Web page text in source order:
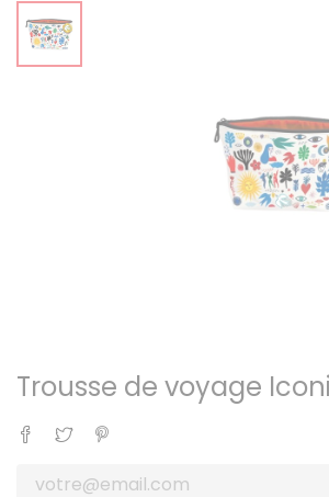
Trousse de voyage
Partager
Tweet